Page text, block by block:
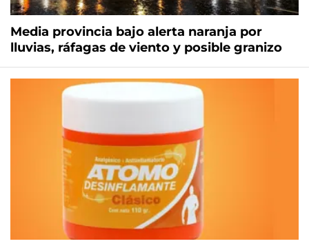
Media provincia bajo alerta naranja por
lluvias, ráfagas de viento y posible granizo